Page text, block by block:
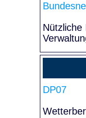
Nützliche
DP07